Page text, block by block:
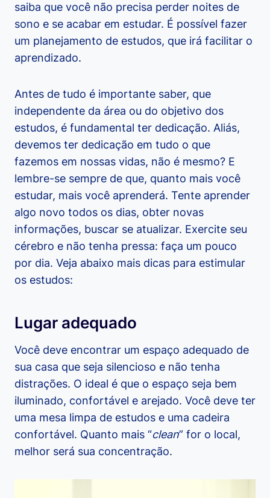
saiba que você não precisa perder noites de
sono e se acabar em estudar. É possível fazer
um planejamento de estudos, que irá facilitar o
aprendizado.
Antes de tudo é importante saber, que
independente da área ou do objetivo dos
estudos, é fundamental ter dedicação. Aliás,
devemos ter dedicação em tudo o que
fazemos em nossas vidas, não é mesmo? E
lembre-se sempre de que, quanto mais você
estudar, mais você aprenderá. Tente aprender
algo novo todos os dias, obter novas
informações, buscar se atualizar. Exercite seu
cérebro e não tenha pressa: faça um pouco
por dia. Veja abaixo mais dicas para estimular
os estudos:
Lugar adequado
Você deve encontrar um espaço adequado de
sua casa que seja silencioso e não tenha
distrações. O ideal é que o espaço seja bem
iluminado, confortável e arejado. Você deve ter
uma mesa limpa de estudos e uma cadeira
confortável. Quanto mais “clean” for o local,
melhor será sua concentração.